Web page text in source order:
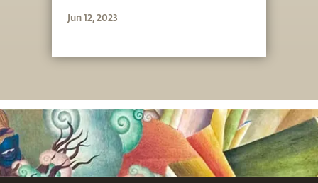
Jun 12, 2023